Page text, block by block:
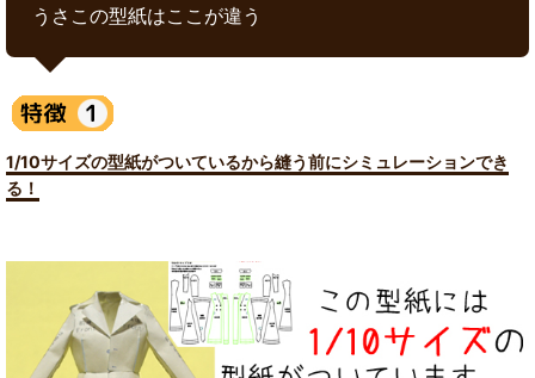
うさこの型紙はここが違う
1/10サイズの型紙がついているから縫う前にシミュレーションでき
る！